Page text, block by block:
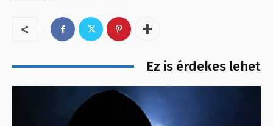
Ez is érdekes lehet